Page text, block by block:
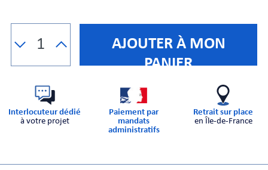
AJOUTER À MON
PANIER
Interlocuteur dédié
à votre projet
Paiement par
mandats
administratifs
Retrait sur place
en Île-de-France